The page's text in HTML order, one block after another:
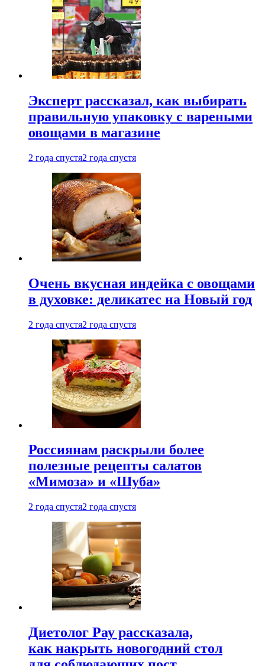
Эксперт рассказал, как выбирать
правильную упаковку с вареными
овощами в магазине
2 года спустя2 года спустя
Очень вкусная индейка с овощами
в духовке: деликатес на Новый год
2 года спустя2 года спустя
Россиянам раскрыли более
полезные рецепты салатов
«Мимоза» и «Шуба»
2 года спустя2 года спустя
Диетолог Рау рассказала,
как накрыть новогодний стол